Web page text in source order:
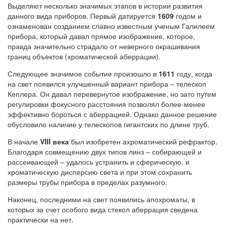
Выделяют несколько значимых этапов в истории развития
данного вида приборов. Первый датируется 1609 годом и
ознаменован созданием славно известным ученым Галилеем
прибора, который давал прямое изображение, которое,
правда значительно страдало от неверного окрашивания
границ объектов (хроматической аберрации).
Следующее значимое событие произошло в 1611 году, когда
на свет появился улучшенный вариант прибора – телескоп
Кеплера. Он давал перевернутое изображение, но зато путем
регулировки фокусного расстояния позволял более-менее
эффективно бороться с аберрацией. Однако данное решение
обусловило наличие у телескопов гигантских по длине труб.
В начале VIII века был изобретен ахроматический рефрактор.
Благодаря совмещению двух типов линз – собирающей и
рассеивающей – удалось устранить и сферическую, и
хроматическую дисперсию света и при этом сохранить
размеры трубы прибора в пределах разумного.
Наконец, последними на свет появились апохроматы, в
которых за счет особого вида стекол аберрация сведена
практически на нет.